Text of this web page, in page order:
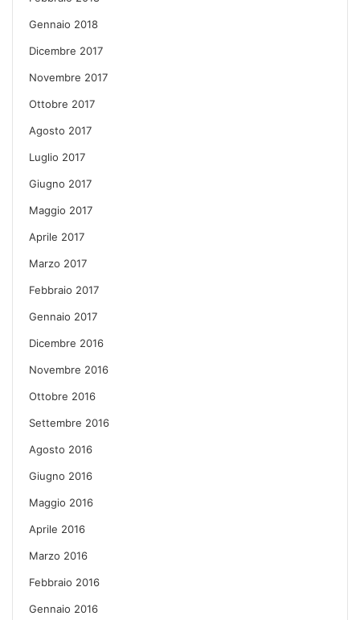
Gennaio 2018
Dicembre 2017
Novembre 2017
Ottobre 2017
Agosto 2017
Luglio 2017
Giugno 2017
Maggio 2017
Aprile 2017
Marzo 2017
Febbraio 2017
Gennaio 2017
Dicembre 2016
Novembre 2016
Ottobre 2016
Settembre 2016
Agosto 2016
Giugno 2016
Maggio 2016
Aprile 2016
Marzo 2016
Febbraio 2016
Gennaio 2016